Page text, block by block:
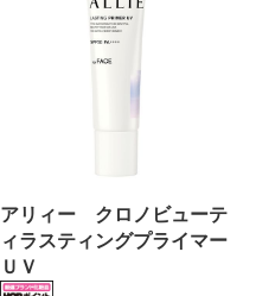
アリィー クロノビューテ
ィラスティングプライマー
ＵＶ